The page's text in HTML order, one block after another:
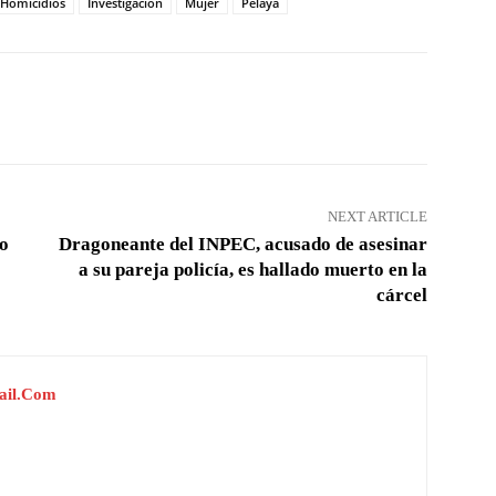
NEXT ARTICLE
Dragoneante del INPEC, acusado de asesinar
a su pareja policía, es hallado muerto en la
cárcel